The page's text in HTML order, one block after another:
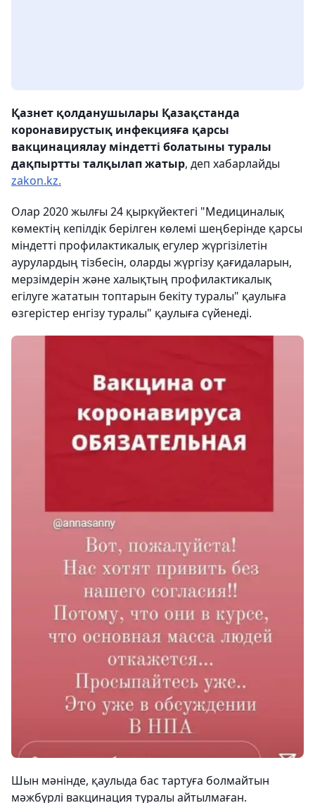
Қазнет қолданушылары Қазақстанда
коронавирустық инфекцияға қарсы
вакцинациялау міндетті болатыны туралы
дақпыртты талқылап жатыр, деп хабарлайды
zakon.kz.
Олар 2020 жылғы 24 қыркүйектегі "Медициналық
көмектің кепілдік берілген көлемі шеңберінде қарсы
міндетті профилактикалық егулер жүргізілетін
аурулардың тізбесін, оларды жүргізу қағидаларын,
мерзімдерін және халықтың профилактикалық
егілуге жататын топтарын бекіту туралы" қаулыға
өзгерістер енгізу туралы" қаулыға сүйенеді.
Шын мәнінде, қаулыда бас тартуға болмайтын
мәжбүрлі вакцинация туралы айтылмаған.